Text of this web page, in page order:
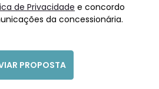
de Privacidade e concordo
da concessionária.
PROPOSTA